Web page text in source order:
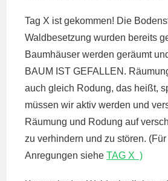
Tag X ist gekommen! Die
Waldbesetzung wurden bereits
Baumhäuser werden geräumt
BAUM IST GEFALLEN.
auch gleich Rodung, das heißt,
müssen wir aktiv werden und
Räumung und Rodung auf
zu verhindern und zu stören.
Anregungen sieheTAG X )